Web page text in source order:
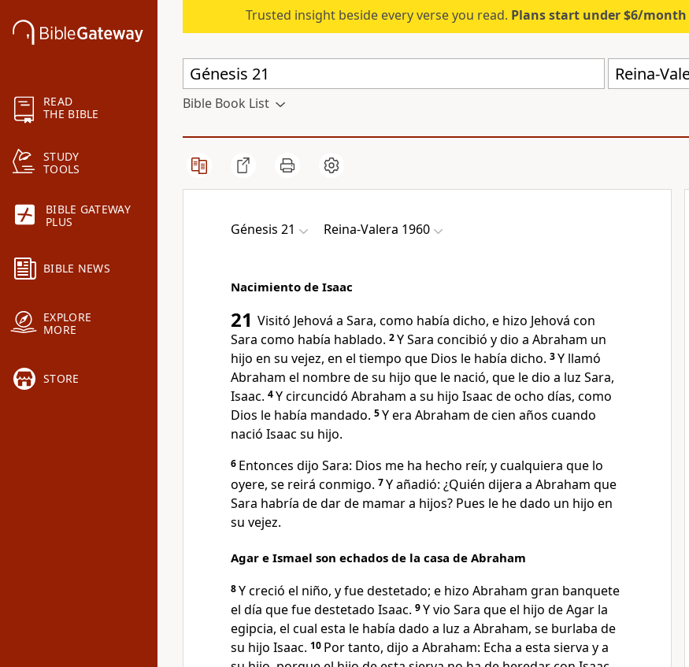
READ
THE BIBLE
STUDY
TOOLS
BIBLE GATEWAY
PLUS
BIBLE NEWS
EXPLORE
MORE
STORE
Trusted insight beside every verse you read. Plans start under $6/month
Reina-
Bible Book List
Génesis 21 Reina-Valera 1960
Nacimiento de Isaac
21 Visitó Jehová a Sara, como había dicho, e hizo Jehová con
Sara como había hablado. 2Y Sara concibió y dio a Abraham un
hijo en su vejez, en el tiempo que Dios le había dicho. 3Y llamó
Abraham el nombre de su hijo que le nació, que le dio a luz Sara,
Isaac. 4Y circuncidó Abraham a su hijo Isaac de ocho días, como
Dios le había mandado. 5Y era Abraham de cien años cuando
nació Isaac su hijo.
6 Entonces dijo Sara: Dios me ha hecho reír, y cualquiera que lo
oyere, se reirá conmigo. 7Y añadió: ¿Quién dijera a Abraham que
Sara habría de dar de mamar a hijos? Pues le he dado un hijo en
su vejez.
Agar e Ismael son echados de la casa de Abraham
8Y creció el niño, y fue destetado; e hizo Abraham gran banquete
el día que fue destetado Isaac. 9Y vio Sara que el hijo de Agar la
egipcia, el cual esta le había dado a luz a Abraham, se burlaba de
su hijo Isaac. 10 Por tanto, dijo a Abraham: Echa a esta sierva y a